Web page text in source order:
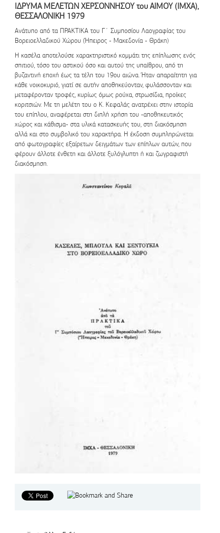
ΙΔΡΥΜΑ ΜΕΛΕΤΩΝ ΧΕΡΣΟΝΝΗΣΟΥ του ΑΙΜΟΥ (ΙΜΧΑ),
ΘΕΣΣΑΛΟΝΙΚΗ 1979
Ανάτυπο από τα ΠΡΑΚΤΙΚΑ του Γ΄ Συμποσίου Λαογραφίας του
Βορειοελλαδικού Χώρου (Ήπειρος - Μακεδονία - Θράκη)
Η κασέλα αποτελούσε χαρακτηριστικό κομμάτι της επίπλωσης ενός
σπιτιού, τόσο του αστικού όσο και αυτού της υπαίθρου, από τη
βυζαντινή εποχή έως τα τέλη του 19ου αιώνα. Ήταν απαραίτητη για
κάθε νοικοκυριό, γιατί σε αυτήν αποθηκεύονταν, φυλάσσονταν και
μεταφέρονταν τροφές, κυρίως όμως ρούχα, στρωσίδια, προίκες
κοριτσιών. Με τη μελέτη του ο Κ. Κεφαλάς ανατρέχει στην ιστορία
του επίπλου, αναφέρεται στη διπλή χρήση του -αποθηκευτικός
χώρος και κάθισμα- στα υλικά κατασκευής του, στη διακόσμηση
αλλά και στο συμβολικό του χαρακτήρα. Η έκδοση συμπληρώνεται
από φωτογραφίες εξαίρετων δειγμάτων των επίπλων αυτών, που
φέρουν άλλοτε ένθετη και άλλοτε ξυλόγλυπτη ή και ζωγραφιστή
διακόσμηση.